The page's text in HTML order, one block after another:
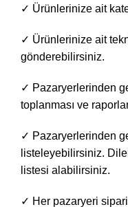
✓ Ürünlerinize ait
✓ Ürünlerinize ait
gönderebilirsiniz.
✓ Pazaryerlerinden
toplanması ve
✓ Pazaryerlerinden
listeleyebilirsiniz.
listesi alabilirsiniz.
✓ Her pazaryeri